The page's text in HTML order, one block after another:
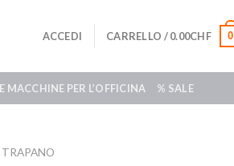
ACCEDI CARRELLO /0.00CHF 0
MACCHINE PER L’OFFICINA % SALE
TRAPANO